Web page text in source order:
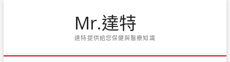
Mr.達特
達特提供給您保健與醫療知識